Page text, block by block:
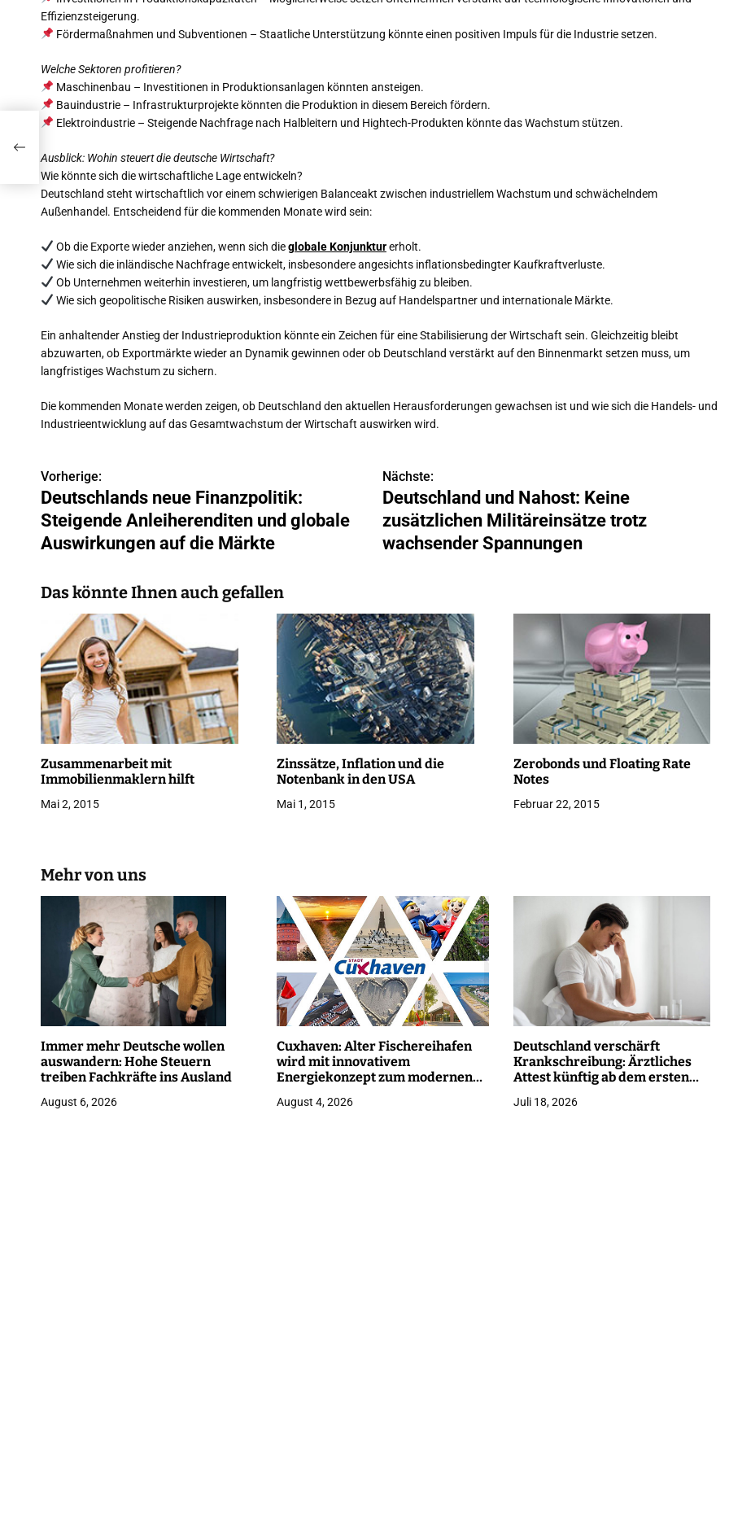
Effizienzsteigerung.
Fördermaßnahmen und Subventionen – Staatliche Unterstützung könnte einen positiven Impuls für die Industrie setzen.
Welche Sektoren profitieren?
Maschinenbau – Investitionen in Produktionsanlagen könnten ansteigen.
Bauindustrie – Infrastrukturprojekte könnten die Produktion in diesem Bereich fördern.
Elektroindustrie – Steigende Nachfrage nach Halbleitern und Hightech-Produkten könnte das Wachstum stützen.
Ausblick: Wohin steuert die deutsche Wirtschaft?
Wie könnte sich die wirtschaftliche Lage entwickeln?
Deutschland steht wirtschaftlich vor einem schwierigen Balanceakt zwischen industriellem Wachstum und schwächelndem
Außenhandel. Entscheidend für die kommenden Monate wird sein:
Ob die Exporte wieder anziehen, wenn sich dieglobale Konjunkturerholt.
Wie sich die inländische Nachfrage entwickelt, insbesondere angesichts inflationsbedingter Kaufkraftverluste.
Ob Unternehmen weiterhin investieren, um langfristig wettbewerbsfähig zu bleiben.
Wie sich geopolitische Risiken auswirken, insbesondere in Bezug auf Handelspartner und internationale Märkte.
Ein anhaltender Anstieg der Industrieproduktion könnte ein Zeichen für eine Stabilisierung der Wirtschaft sein. Gleichzeitig bleibt
abzuwarten, ob Exportmärkte wieder an Dynamik gewinnen oder ob Deutschland verstärkt auf den Binnenmarkt setzen muss, um
langfristiges Wachstum zu sichern.
Die kommenden Monate werden zeigen, ob Deutschland den aktuellen Herausforderungen gewachsen ist und wie sich die Handels- und
Industrieentwicklung auf das Gesamtwachstum der Wirtschaft auswirken wird.
B
e
i
r
g
s
n
a
v
a
n
Vorherige:
Deutschlands neue Finanzpolitik:
Steigende Anleiherenditen und globale
Auswirkungen auf die Märkte
Nächste:
Deutschland und Nahost: Keine
zusätzlichen Militäreinsätze trotz
wachsender Spannungen
Das könnte Ihnen auch gefallen
Zusammenarbeit mit
Immobilienmaklern hilft
Mai 2, 2015
Zinssätze, Inflation und die
Notenbank in den USA
Mai 1, 2015
Zerobonds und Floating Rate
Notes
Februar 22, 2015
Mehr von uns
Immer mehr Deutsche wollen
auswandern: Hohe Steuern
treiben Fachkräfte ins Ausland
August 6, 2026
Cuxhaven: Alter Fischereihafen
wird mit innovativem
Energiekonzept zum modernen
August 4, 2026
Deutschland verschärft
Krankschreibung: Ärztliches
Attest künftig ab dem ersten
Juli 18, 2026